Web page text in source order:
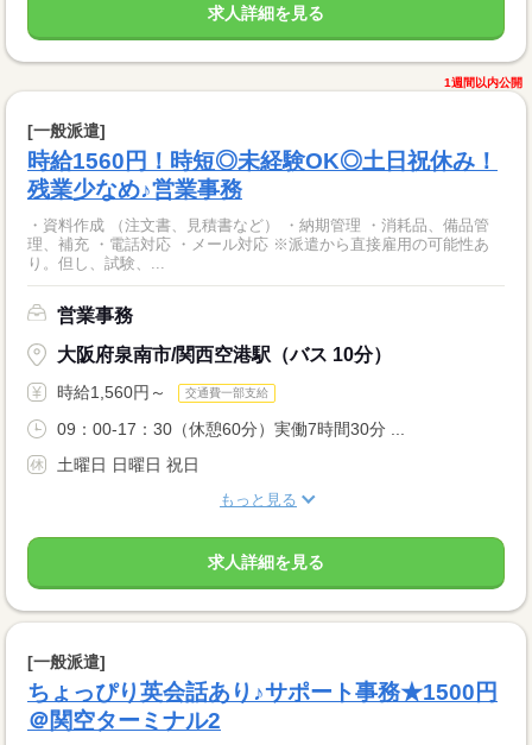
求人詳細を見る
1週間以内公開
[一般派遣]
時給1560円！時短◎未経験OK◎土日祝休み！
残業少なめ♪営業事務
・資料作成 （注文書、見積書など） ・納期管理 ・消耗品、備品管
理、補充 ・電話対応 ・メール対応 ※派遣から直接雇用の可能性あ
り。但し、試験、...
営業事務
大阪府泉南市/関西空港駅（バス 10分）
時給1,560円～ 交通費一部支給
09：00-17：30（休憩60分）実働7時間30分 ...
土曜日 日曜日 祝日
もっと見る
求人詳細を見る
[一般派遣]
ちょっぴり英会話あり♪サポート事務★1500円
＠関空ターミナル2